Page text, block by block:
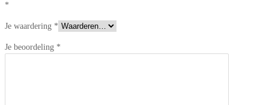
*
Je waardering *
Je beoordeling *